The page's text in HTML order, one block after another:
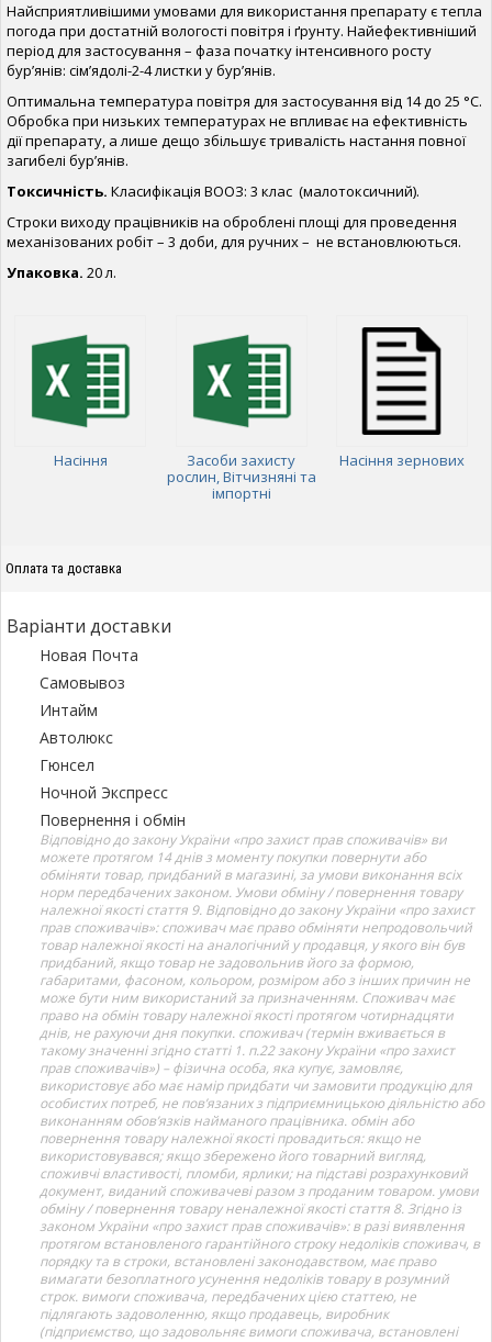
Найсприятливішими умовами для використання препарату є тепла
погода при достатній вологості повітря і ґрунту. Найефективніший
період для застосування – фаза початку інтенсивного росту
бур’янів: сім’ядолі-2-4 листки у бур’янів.
Оптимальна температура повітря для застосування від 14 до 25 °С.
Обробка при низьких температурах не впливає на ефективність
дії препарату, а лише дещо збільшує тривалість настання повної
загибелі бур’янів.
Токсичність. Класифікація ВООЗ: 3 клас (малотоксичний).
Строки виходу працівників на оброблені площі для проведення
механізованих робіт – 3 доби, для ручних – не встановлюються.
Упаковка. 20 л.
Насіння
Засоби захисту
рослин, Вітчизняні та
імпортні
Насіння зернових
Оплата та доставка
Варіанти доставки
Новая Почта
Самовывоз
Интайм
Автолюкс
Гюнсел
Ночной Экспресс
Повернення і обмін
Відповідно до закону України «про захист прав споживачів» ви
можете протягом 14 днів з моменту покупки повернути або
обміняти товар, придбаний в магазині, за умови виконання всіх
норм передбачених законом. Умови обміну / повернення товару
належної якості стаття 9. Відповідно до закону України «про захист
прав споживачів»: споживач має право обміняти непродовольчий
товар належної якості на аналогічний у продавця, у якого він був
придбаний, якщо товар не задовольнив його за формою,
габаритами, фасоном, кольором, розміром або з інших причин не
може бути ним використаний за призначенням. Споживач має
право на обмін товару належної якості протягом чотирнадцяти
днів, не рахуючи дня покупки. споживач (термін вживається в
такому значенні згідно статті 1. п.22 закону України «про захист
прав споживачів») – фізична особа, яка купує, замовляє,
використовує або має намір придбати чи замовити продукцію для
особистих потреб, не пов’язаних з підприємницькою діяльністю або
виконанням обов’язків найманого працівника. обмін або
повернення товару належної якості провадиться: якщо не
використовувався; якщо збережено його товарний вигляд,
споживчі властивості, пломби, ярлики; на підставі розрахунковий
документ, виданий споживачеві разом з проданим товаром. умови
обміну / повернення товару неналежної якості стаття 8. Згідно із
законом України «про захист прав споживачів»: в разі виявлення
протягом встановленого гарантійного строку недоліків споживач, в
порядку та в строки, встановлені законодавством, має право
вимагати безоплатного усунення недоліків товару в розумний
строк. вимоги споживача, передбачених цією статтею, не
підлягають задоволенню, якщо продавець, виробник
(підприємство, що задовольняє вимоги споживача, встановлені